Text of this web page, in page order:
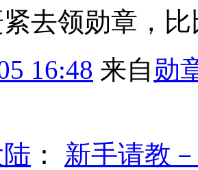
去领勋章，
16:48 来自 勋
： 新手请教